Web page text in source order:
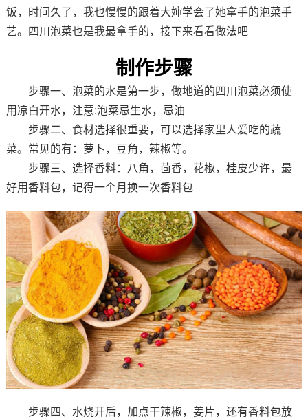
饭，时间久了，我也慢慢的跟着大婶学会了她拿手的泡菜手
艺。四川泡菜也是我最拿手的，接下来看看做法吧
制作步骤
步骤一、泡菜的水是第一步，做地道的四川泡菜必须使
用凉白开水，注意:泡菜忌生水，忌油
步骤二、食材选择很重要，可以选择家里人爱吃的蔬
菜。常见的有：萝卜，豆角，辣椒等。
步骤三、选择香料：八角，茴香，花椒，桂皮少许，最
好用香料包，记得一个月换一次香料包
步骤四、水烧开后，加点干辣椒，姜片，还有香料包放